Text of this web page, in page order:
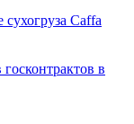
Caffa
в